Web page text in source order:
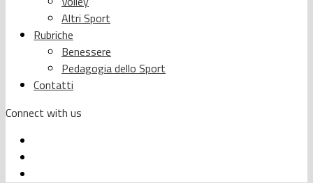
Altri Sport
Rubriche
Benessere
Pedagogia dello Sport
Contatti
Connect with us